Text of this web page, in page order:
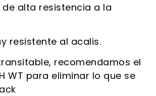
de alta resistencia a la
resistente al acalis.
recomendamos el
WT para eliminar lo que se